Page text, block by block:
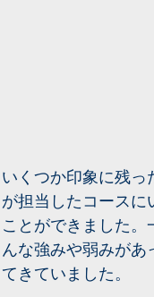
いくつか印象に残っ
が担当したコースに
ことができました
んな強みや弱みが
てきていました。